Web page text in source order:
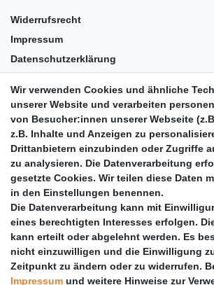
Widerrufsrecht
Impressum
Datenschutzerklärung
Barrierefreiheit
Anleitungen
Vertrag widerrufen
PARTNER
DHL
GLS
PaketPLUS
Wir verwenden Cookies und ähnliche
unserer Website und verarbeiten
von Besucher:innen unserer Webseite
z.B. Inhalte und Anzeigen zu
Drittanbietern einzubinden oder Zugriffe
zu analysieren. Die Datenverarbeitung
gesetzte Cookies. Wir teilen diese Daten
in den Einstellungen benennen.
Die Datenverarbeitung kann mit
eines berechtigten Interesses erfolgen.
kann erteilt oder abgelehnt werden. Es
nicht einzuwilligen und die Einwilligung
Zeitpunkt zu ändern oder zu widerrufen.
Impressum und weitere Hinweise zur